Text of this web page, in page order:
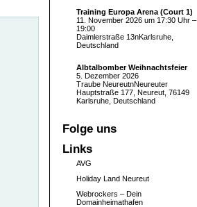
Training Europa Arena (Court 1)
11. November 2026 um 17:30 Uhr –
19:00
Daimlerstraße 13nKarlsruhe,
Deutschland
Albtalbomber Weihnachtsfeier
5. Dezember 2026
Traube NeureutnNeureuter
Hauptstraße 177, Neureut, 76149
Karlsruhe, Deutschland
Folge uns
Links
AVG
Holiday Land Neureut
Webrockers – Dein
Domainheimathafen